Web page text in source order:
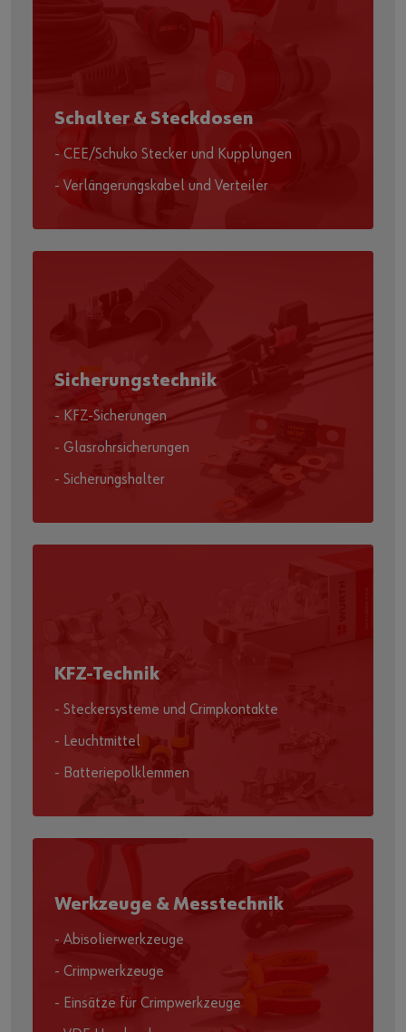
Schalter & Steckdosen
- CEE/Schuko Stecker und Kupplungen
- Verlängerungskabel und Verteiler
Sicherungstechnik
- KFZ-Sicherungen
- Glasrohrsicherungen
- Sicherungshalter
KFZ-Technik
- Steckersysteme und Crimpkontakte
- Leuchtmittel
- Batteriepolklemmen
Werkzeuge & Messtechnik
- Abisolierwerkzeuge
- Crimpwerkzeuge
- Einsätze für Crimpwerkzeuge